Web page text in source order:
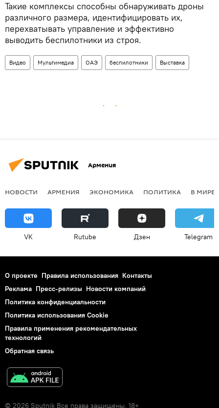
Такие комплексы способны обнаруживать дроны
различного размера, идентифицировать их,
перехватывать управление и эффективно
выводить беспилотники из строя.
Видео Мультимедиа ОАЭ беспилотники Выставка
Армения
НОВОСТИ АРМЕНИЯ ЭКОНОМИКА ПОЛИТИКА В МИРЕ
VK Rutube Дзен Telegram
О проекте Правила использования Контакты
Реклама Пресс-релизы Новости компаний
Политика конфиденциальности
Политика использования Cookie
Правила применения рекомендательных
технологий
Обратная связь
© 2026 Sputnik Все права защищены. 18+